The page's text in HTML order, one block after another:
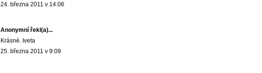
24. března 2011 v 14:06
Anonymní řekl(a)...
Krásné. Iveta
25. března 2011 v 9:09